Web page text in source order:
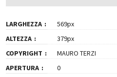
LARGHEZZA
569px
ALTEZZA
379px
COPYRIGHT
MAURO TERZI
APERTURA
0